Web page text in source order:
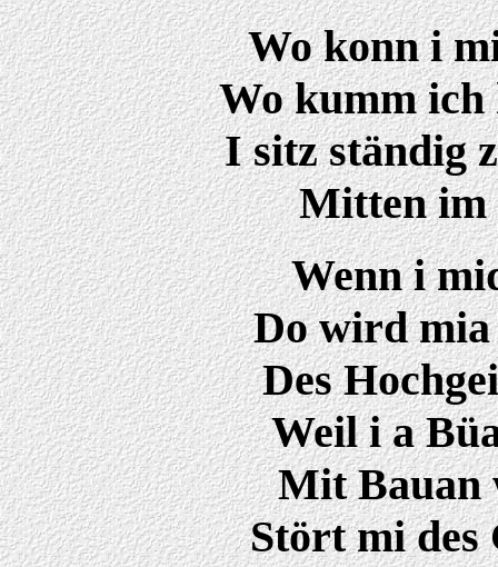
Wo konn i
Wo kumm ich
I sitz ständig
Mitten im
Wenn i
Do wird
Des
Weil i a
Mit Bauan
Stört mi des